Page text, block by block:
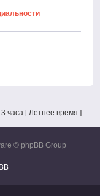
часа [ Летнее время ]
© phpBB Group